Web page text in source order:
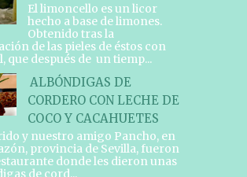
El limoncello es un licor
hecho a base de limones.
Obtenido tras la
de las pieles de éstos con
que después de un tiemp...
ALBÓNDIGAS DE
CORDERO CON LECHE DE
COCO Y CACAHUETES
y nuestro amigo Pancho, en
provincia de Sevilla, fueron
donde les dieron unas
de cord...